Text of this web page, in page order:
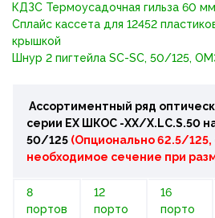
КДЗС Термоусадочная гильза 60
Сплайс кассета для 12452
крышкой
Шнур 2 пигтейла SC-SC, 50/125,
Ассортиментный ряд
серии ЕХ ШКОС -ХХ/Х.LC.S.50
50/125 (Опционально 62.5/125,
необходимое сечение при
8
портов
12
порто
16
порто